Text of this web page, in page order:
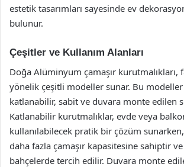
estetik tasarımları sayesinde ev
bulunur.
Çeşitler ve Kullanım Alanları
Doğa Alüminyum çamaşır kurutmalıkları,
yönelik çeşitli modeller sunar. Bu modeller
katlanabilir, sabit ve duvara monte edilen
Katlanabilir kurutmalıklar, evde veya
kullanılabilecek pratik bir çözüm
daha fazla çamaşır kapasitesine sahiptir
bahçelerde tercih edilir. Duvara monte